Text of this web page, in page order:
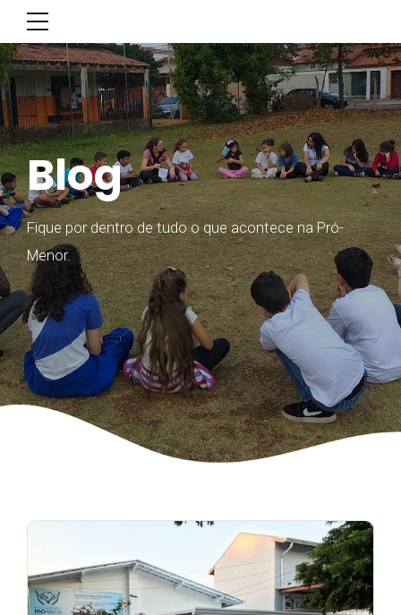
Blog
Fique por dentro de tudo o que acontece na Pró-
Menor.